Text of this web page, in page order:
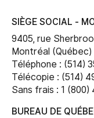
SIÈGE SOCIAL -
9405, rue
Montréal (Québec)
Téléphone : (514)
Télécopie : (514)
Sans frais : 1 (800)
BUREAU DE